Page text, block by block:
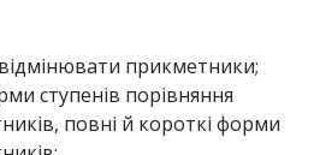
прикметники;
ступенів порівняння
повні й короткі форми